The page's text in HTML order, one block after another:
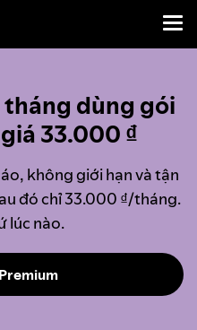
tháng dùng gói
33.000 ₫
không giới hạn và tận
đó chỉ 33.000 ₫/tháng.
lúc nào.